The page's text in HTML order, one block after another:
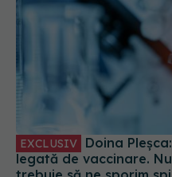
EXCLUSIV
legată de vaccinare.